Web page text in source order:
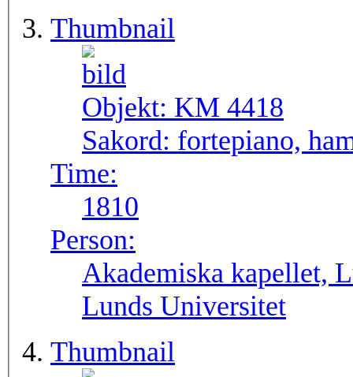
Thumbnail
Objekt: KM 4418
Sakord: fortepiano,
Time:
1810
Person:
Akademiska kapellet,
Lunds Universitet
Thumbnail